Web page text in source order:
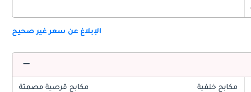
الإبلاغ عن سعر غير صحيح
مكابح خلفية مكابح قرصية مصمتة